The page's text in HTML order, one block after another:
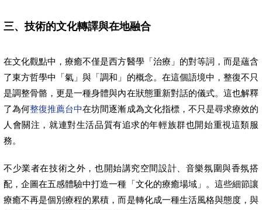
三、技術的文化轉譯與在地融合
在文化觀點中，療癒不僅是西方醫學「治療」的對等詞，而是蘊含
了東方哲學中「氣」與「調和」的概念。在這個語境中，整復不只
是調整骨骼，更是一種身體與內在狀態重新對話的儀式。這也解釋
了為何整復推薦台中在坊間逐漸成為文化指標，不只是尋求療效的
人會關注，就連對生活品質有追求的年輕族群也開始重視這類服
務。
不少業者在技術之外，也開始講究空間設計、音樂氛圍與香氛搭
配，企圖在五感體驗中打造一種「文化的療癒場域」。這些細節讓
療癒不再是個別療程的累積，而是轉化成一種生活風格與態度，與